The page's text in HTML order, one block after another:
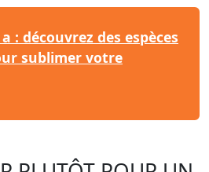
: découvrez des espèces
sublimer votre